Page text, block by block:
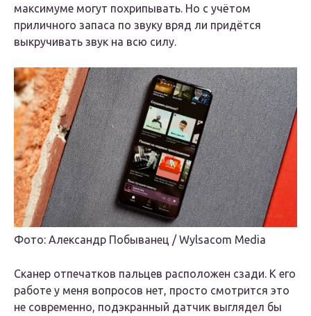
максимуме могут похрипывать. Но с учётом
приличного запаса по звуку вряд ли придётся
выкручивать звук на всю силу.
Фото: Александр Побыванец / Wylsacom Media
Сканер отпечатков пальцев расположен сзади. К его
работе у меня вопросов нет, просто смотрится это
не современно, подэкранный датчик выглядел бы